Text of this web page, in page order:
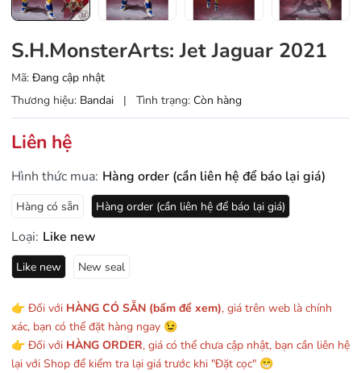
S.H.MonsterArts: Jet Jaguar 2021
Mã: Đang cập nhật
Thương hiệu: Bandai | Tình trạng: Còn hàng
Liên hệ
Hình thức mua: Hàng order (cần liên hệ để báo lại giá)
Hàng có sẵn Hàng order (cần liên hệ để báo lại giá)
Loại: Like new
Like new New seal
👉 Đối với HÀNG CÓ SẴN (bấm để xem), giá trên web là chính
xác, bạn có thể đặt hàng ngay 😉
👉 Đối với HÀNG ORDER, giá có thể chưa cập nhật, bạn cần liên hệ
lại với Shop để kiểm tra lại giá trước khi "Đặt cọc" 😁